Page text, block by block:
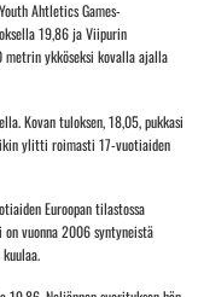
Ahtletics Games-
19,86 ja Viipurin
ykköseksi kovalla ajalla
Kovan tuloksen, 18,05, pukkasi
ylitti roimasti 17-vuotiaiden
Euroopan tilastossa
on vuonna 2006 syntyneistä